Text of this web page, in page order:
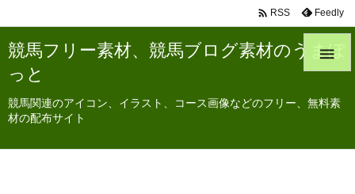
競馬フリー素材、競馬ブログ素材のうまぽ
っと
競馬関連のアイコン、イラスト、コース画像などのフリー、無料素
材の配布サイト

 RSS Feedly